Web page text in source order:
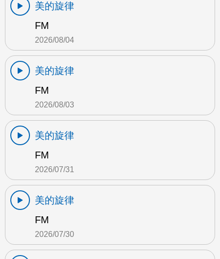
美的旋律
FM
2026/08/04
美的旋律
FM
2026/08/03
美的旋律
FM
2026/07/31
美的旋律
FM
2026/07/30